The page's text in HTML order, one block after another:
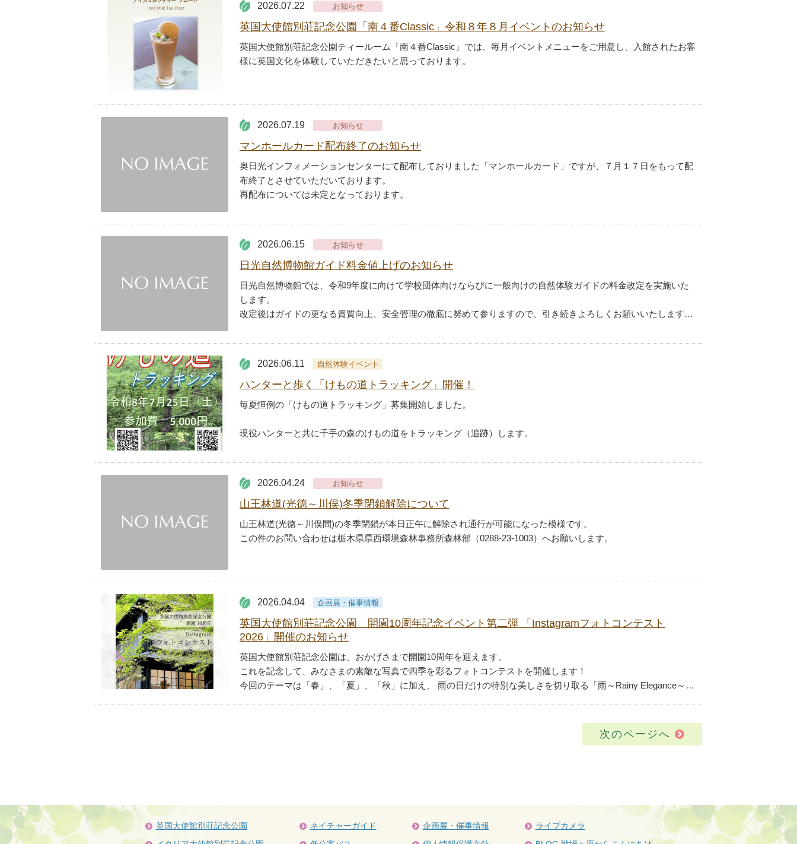
2026.07.22 お知らせ
英国大使館別荘記念公園「南４番Classic」令和８年８月イベントのお知らせ
英国大使館別荘記念公園ティールーム「南４番Classic」では、毎月イベントメニューをご用意し、入館されたお客
様に英国文化を体験していただきたいと思っております。
2026.07.19 お知らせ
マンホールカード配布終了のお知らせ
奥日光インフォメーションセンターにて配布しておりました「マンホールカード」ですが、７月１７日をもって配
布終了とさせていただいております。
再配布については未定となっております。
2026.06.15 お知らせ
日光自然博物館ガイド料金値上げのお知らせ
日光自然博物館では、令和9年度に向けて学校団体向けならびに一般向けの自然体験ガイドの料金改定を実施いた
します。
改定後はガイドの更なる資質向上、安全管理の徹底に努めて参りますので、引き続きよろしくお願いいたします…
2026.06.11 自然体験イベント
ハンターと歩く「けもの道トラッキング」開催！
毎夏恒例の「けもの道トラッキング」募集開始しました。
現役ハンターと共に千手の森のけもの道をトラッキング（追跡）します。
2026.04.24 お知らせ
山王林道(光徳～川俣)冬季閉鎖解除について
山王林道(光徳～川俣間)の冬季閉鎖が本日正午に解除され通行が可能になった模様です。
この件のお問い合わせは栃木県県西環境森林事務所森林部（0288-23-1003）へお願いします。
2026.04.04 企画展・催事情報
英国大使館別荘記念公園 開園10周年記念イベント第二弾 「Instagramフォトコンテスト
2026」開催のお知らせ
英国大使館別荘記念公園は、おかげさまで開園10周年を迎えます。
これを記念して、みなさまの素敵な写真で四季を彩るフォトコンテストを開催します！
今回のテーマは「春」、「夏」、「秋」に加え、 雨の日だけの特別な美しさを切り取る「雨～Rainy Elegance～…
次のページへ
英国大使館別荘記念公園
ネイチャーガイド
企画展・催事情報
ライブカメラ